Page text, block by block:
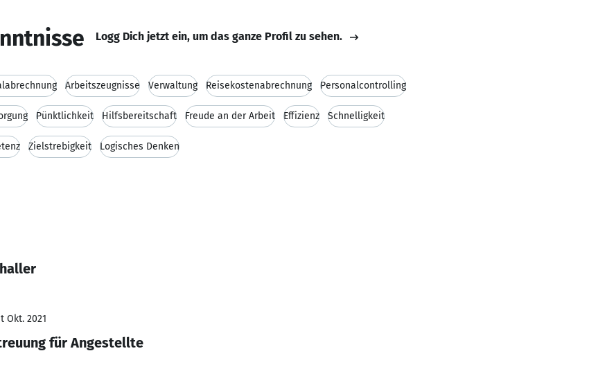
Logg Dich jetzt ein, um das ganze Profil zu sehen.
Arbeitszeugnisse Verwaltung Reisekostenabrechnung Personalcontrolling
Pünktlichkeit Hilfsbereitschaft Freude an der Arbeit Effizienz Schnelligkeit
Zielstrebigkeit Logisches Denken
Okt. 2021
für Angestellte